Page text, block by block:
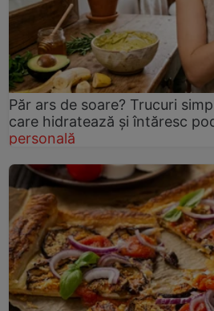
Păr ars de soare? Trucuri
care hidratează și întăresc
personală